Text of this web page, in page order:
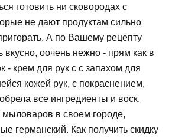
готовить ни сковородах с
не дают продуктам сильно
А по Вашему рецепту
вкусно, оочень нежно - прям как в
- крем для рук с с запахом для
кожей рук, с покраснением,
все ингредиенты и воск,
мыловаров в своем городе,
германский. Как получить скидку